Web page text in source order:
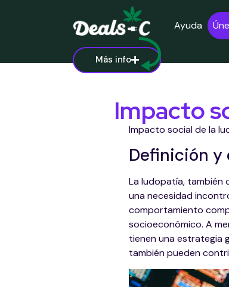
Más info
Ayuda
Impacto
Impacto social de la
Definición
La ludopatía, también
una necesidad
comportamiento
socioeconómico. A
tienen una estrategia
también pueden